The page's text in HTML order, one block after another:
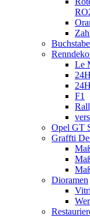
Le
F1
Opel GT
Graffti
Dioramen